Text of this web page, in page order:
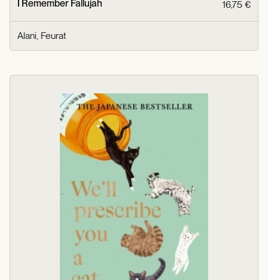
I Remember Fallujah 16,75 €
Alani, Feurat